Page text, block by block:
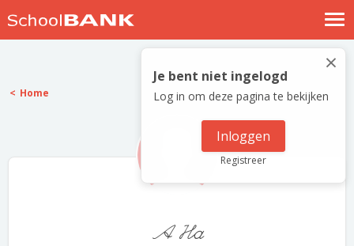
Nostalgische verhalen
Log in
Meld je gratis aan
×
Je bent niet ingelogd
Log in om deze pagina te bekijken
Inloggen
Registreer
Home
A Ha